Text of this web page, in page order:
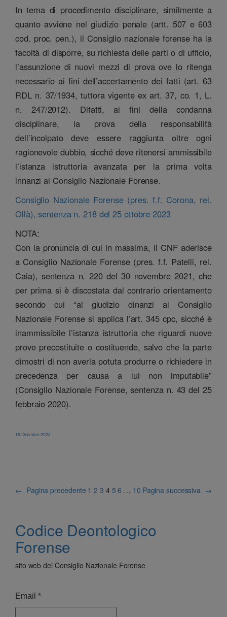
In tema di procedimento disciplinare, similmente a
quanto avviene nel giudizio penale (artt. 507 e 603
cod. proc. pen.), il Consiglio nazionale forense ha la
facoltà di disporre, su richiesta delle parti o di ufficio,
l’assunzione di nuovi mezzi di prova ove lo ritenga
necessario ai fini dell’accertamento dei fatti (art. 63
RDL n. 37/1934, tuttora vigente ex art. 37, co. 1, L.
n. 247/2012). Difatti, ai fini della condanna
disciplinare, la prova della responsabilità
dell’incolpato deve essere raggiunta oltre ogni
ragionevole dubbio, sicché deve ritenersi ammissibile
l’istanza istruttoria avanzata per la prima volta
innanzi al Consiglio Nazionale Forense.
Consiglio Nazionale Forense (pres. f.f. Corona, rel.
Ollà), sentenza n. 218 del 25 ottobre 2023
NOTA:
Con la pronuncia di cui in massima, il CNF aderisce
a Consiglio Nazionale Forense (pres. f.f. Patelli, rel.
Caia), sentenza n. 220 del 30 novembre 2021, che
per prima si è discostata dal contrario orientamento
secondo cui “al giudizio dinanzi al Consiglio
Nazionale Forense si applica l’art. 345 cpc, sicché è
inammissibile l’istanza istruttoria che riguardi nuove
prove precostituite o costituende, salvo che la parte
dimostri di non averla potuta produrre o richiedere in
precedenza per causa a lui non imputabile”
(Consiglio Nazionale Forense, sentenza n. 43 del 25
febbraio 2020).
19 Dicembre 2023
← Pagina precedente 1 2 3 4 5 6 … 10 Pagina successiva →
Codice Deontologico
Forense
sito web del Consiglio Nazionale Forense
Email *